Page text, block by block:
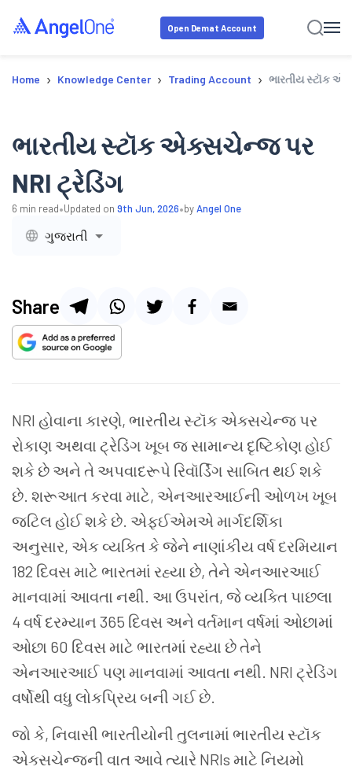
Open Demat Account
Home › Knowledge Center › Trading Account › ભારતીય સ્ટૉક
ભારતીય સ્ટૉક એક્સચેન્જ પર
NRI ટ્રેડિંગ
6 min read•Updated on 9th Jun, 2026•byAngel One
ગુજરાતી
Share
NRI હોવાના કારણે, ભારતીય સ્ટૉક એક્સચેન્જ પર
રોકાણ અથવા ટ્રેડિંગ ખૂબ જ સામાન્ય દૃષ્ટિકોણ હોઈ
શકે છે અને તે અપવાદરૂપે રિવૉર્ડિંગ સાબિત થઈ શકે
છે. શરૂઆત કરવા માટે, એનઆરઆઈની ઓળખ ખૂબ
જટિલ હોઈ શકે છે. એફઈએમએ માર્ગદર્શિકા
અનુસાર, એક વ્યક્તિ કે જેને નાણાંકીય વર્ષ દરમિયાન
182 દિવસ માટે ભારતમાં રહ્યા છે, તેને એનઆરઆઈ
માનવામાં આવતા નથી. આ ઉપરાંત, જે વ્યક્તિ પાછલા
4 વર્ષ દરમ્યાન 365 દિવસ અને વર્તમાન વર્ષમાં ઓછામાં
ઓછા 60 દિવસ માટે ભારતમાં રહ્યા છે તેને
એનઆરઆઈ પણ માનવામાં આવતા નથી. NRI ટ્રેડિંગ
વર્ષોથી વધુ લોકપ્રિય બની ગઈ છે.
જો કે, નિવાસી ભારતીયોની તુલનામાં ભારતીય સ્ટૉક
એક્સચેન્જની વાત આવે ત્યારે NRIs માટે નિયમો